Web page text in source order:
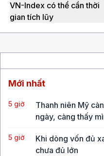
VN-Index có thể cần thời
gian tích lũy
Mới nhất
5 giờ
Thanh niên Mỹ
ngày, càng thấy
5 giờ
Khi dòng vốn đủ
chưa đủ lớn